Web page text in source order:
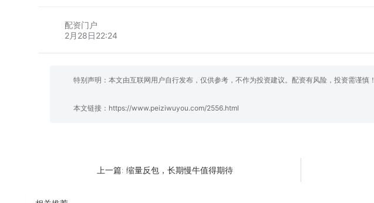
配资门户
2月28日22:24
特别声明：本文由互联网用户自行发布，仅供参考，不作为投资建议。配资有风险，投资需谨慎！
本文链接： https://www.peiziwuyou.com/2556.html
上一篇: 缩量反包，长期慢牛值得期待